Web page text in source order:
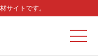
サイトです。